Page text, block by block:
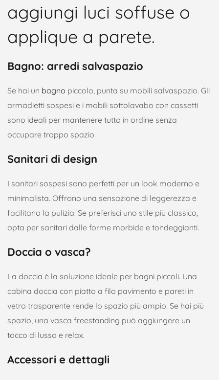
aggiungi luci soffuse o
applique a parete.
Bagno: arredi salvaspazio
Se hai un bagno piccolo, punta su mobili salvaspazio. Gli
armadietti sospesi e i mobili sottolavabo con cassetti
sono ideali per mantenere tutto in ordine senza
occupare troppo spazio.
Sanitari di design
I sanitari sospesi sono perfetti per un look moderno e
minimalista. Offrono una sensazione di leggerezza e
facilitano la pulizia. Se preferisci uno stile più classico,
opta per sanitari dalle forme morbide e tondeggianti.
Doccia o vasca?
La doccia è la soluzione ideale per bagni piccoli. Una
cabina doccia con piatto a filo pavimento e pareti in
vetro trasparente rende lo spazio più ampio. Se hai più
spazio, una vasca freestanding può aggiungere un
tocco di lusso e relax.
Accessori e dettagli